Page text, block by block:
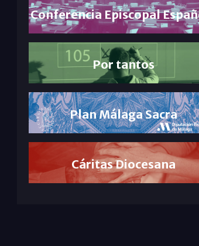
Conferencia Episcopal
Por tantos
Plan Málaga Sacra
Cáritas Diocesana